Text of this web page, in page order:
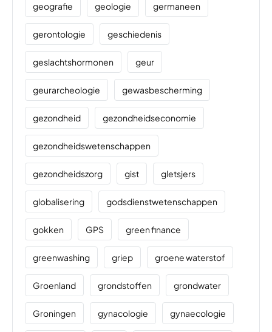
geografie geologie germaneen
gerontologie geschiedenis
geslachtshormonen geur
geurarcheologie gewasbescherming
gezondheid gezondheidseconomie
gezondheidswetenschappen
gezondheidszorg gist gletsjers
globalisering godsdienstwetenschappen
gokken GPS green finance
greenwashing griep groene waterstof
Groenland grondstoffen grondwater
Groningen gynacologie gynaecologie